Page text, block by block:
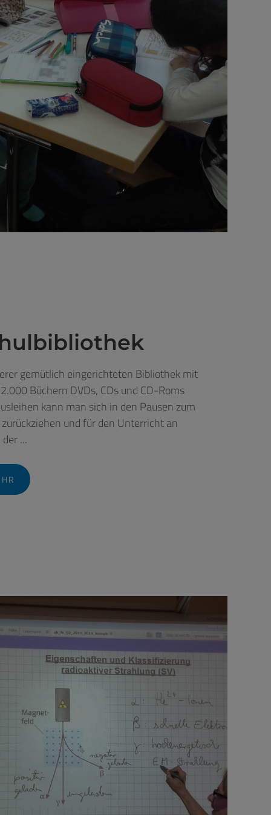
gemütlich eingerichteten Bibliothek mit
Büchern DVDs, CDs und CD-Roms
kann man sich in den Pausen zum
und für den Unterricht an
...